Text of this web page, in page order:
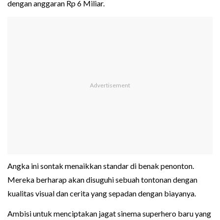
dengan anggaran Rp 6 Miliar.
Angka ini sontak menaikkan standar di benak penonton.
Mereka berharap akan disuguhi sebuah tontonan dengan
kualitas visual dan cerita yang sepadan dengan biayanya.
Ambisi untuk menciptakan jagat sinema superhero baru yang